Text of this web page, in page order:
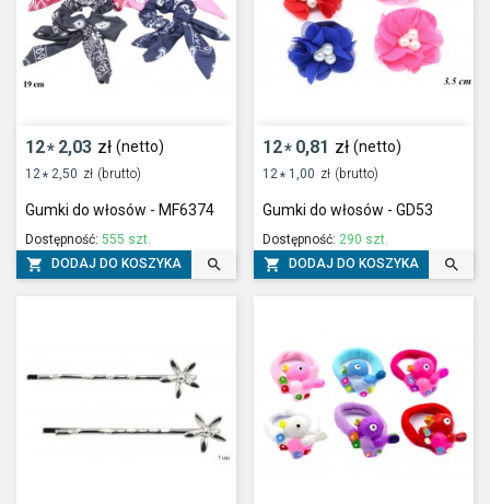
12* 2,03 zł (netto)
12* 2,50 zł (brutto)
Gumki do włosów - MF6374
Dostępność: 555 szt.
 DODAJ DO KOSZYKA 
12* 0,81 zł (netto)
12* 1,00 zł (brutto)
Gumki do włosów - GD53
Dostępność: 290 szt.
 DODAJ DO KOSZYKA 